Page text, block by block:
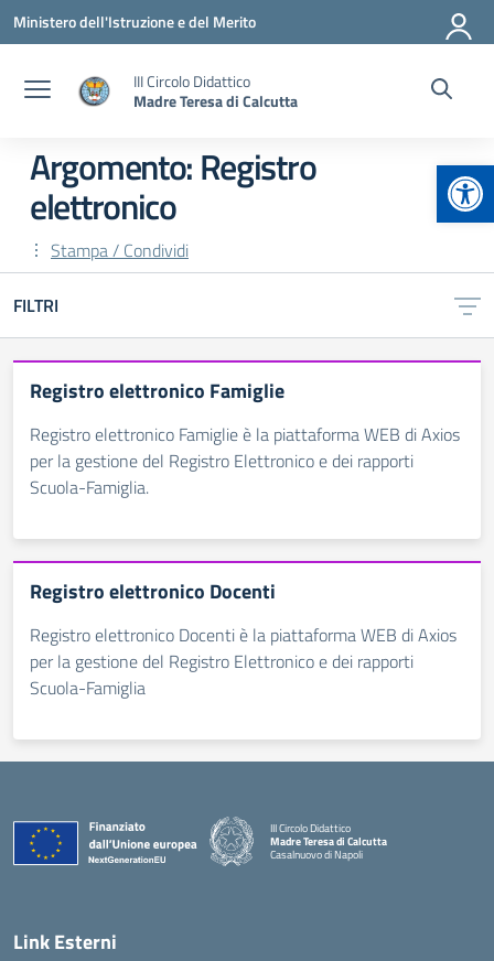
Vai ai contenuti
Vai al menu di navigazione
Vai al footer
Ministero dell'Istruzione e del Merito
III Circolo Didattico
Madre Teresa di Calcutta
Argomento: Registro
elettronico
Stampa / Condividi
FILTRI
Registro elettronico Famiglie
Registro elettronico Famiglie è la piattaforma WEB di Axios
per la gestione del Registro Elettronico e dei rapporti
Scuola-Famiglia.
Registro elettronico Docenti
Registro elettronico Docenti è la piattaforma WEB di Axios
per la gestione del Registro Elettronico e dei rapporti
Scuola-Famiglia
III Circolo Didattico
Madre Teresa di Calcutta
Casalnuovo di Napoli
— Visita la pagina iniziale della scuola
Link Esterni